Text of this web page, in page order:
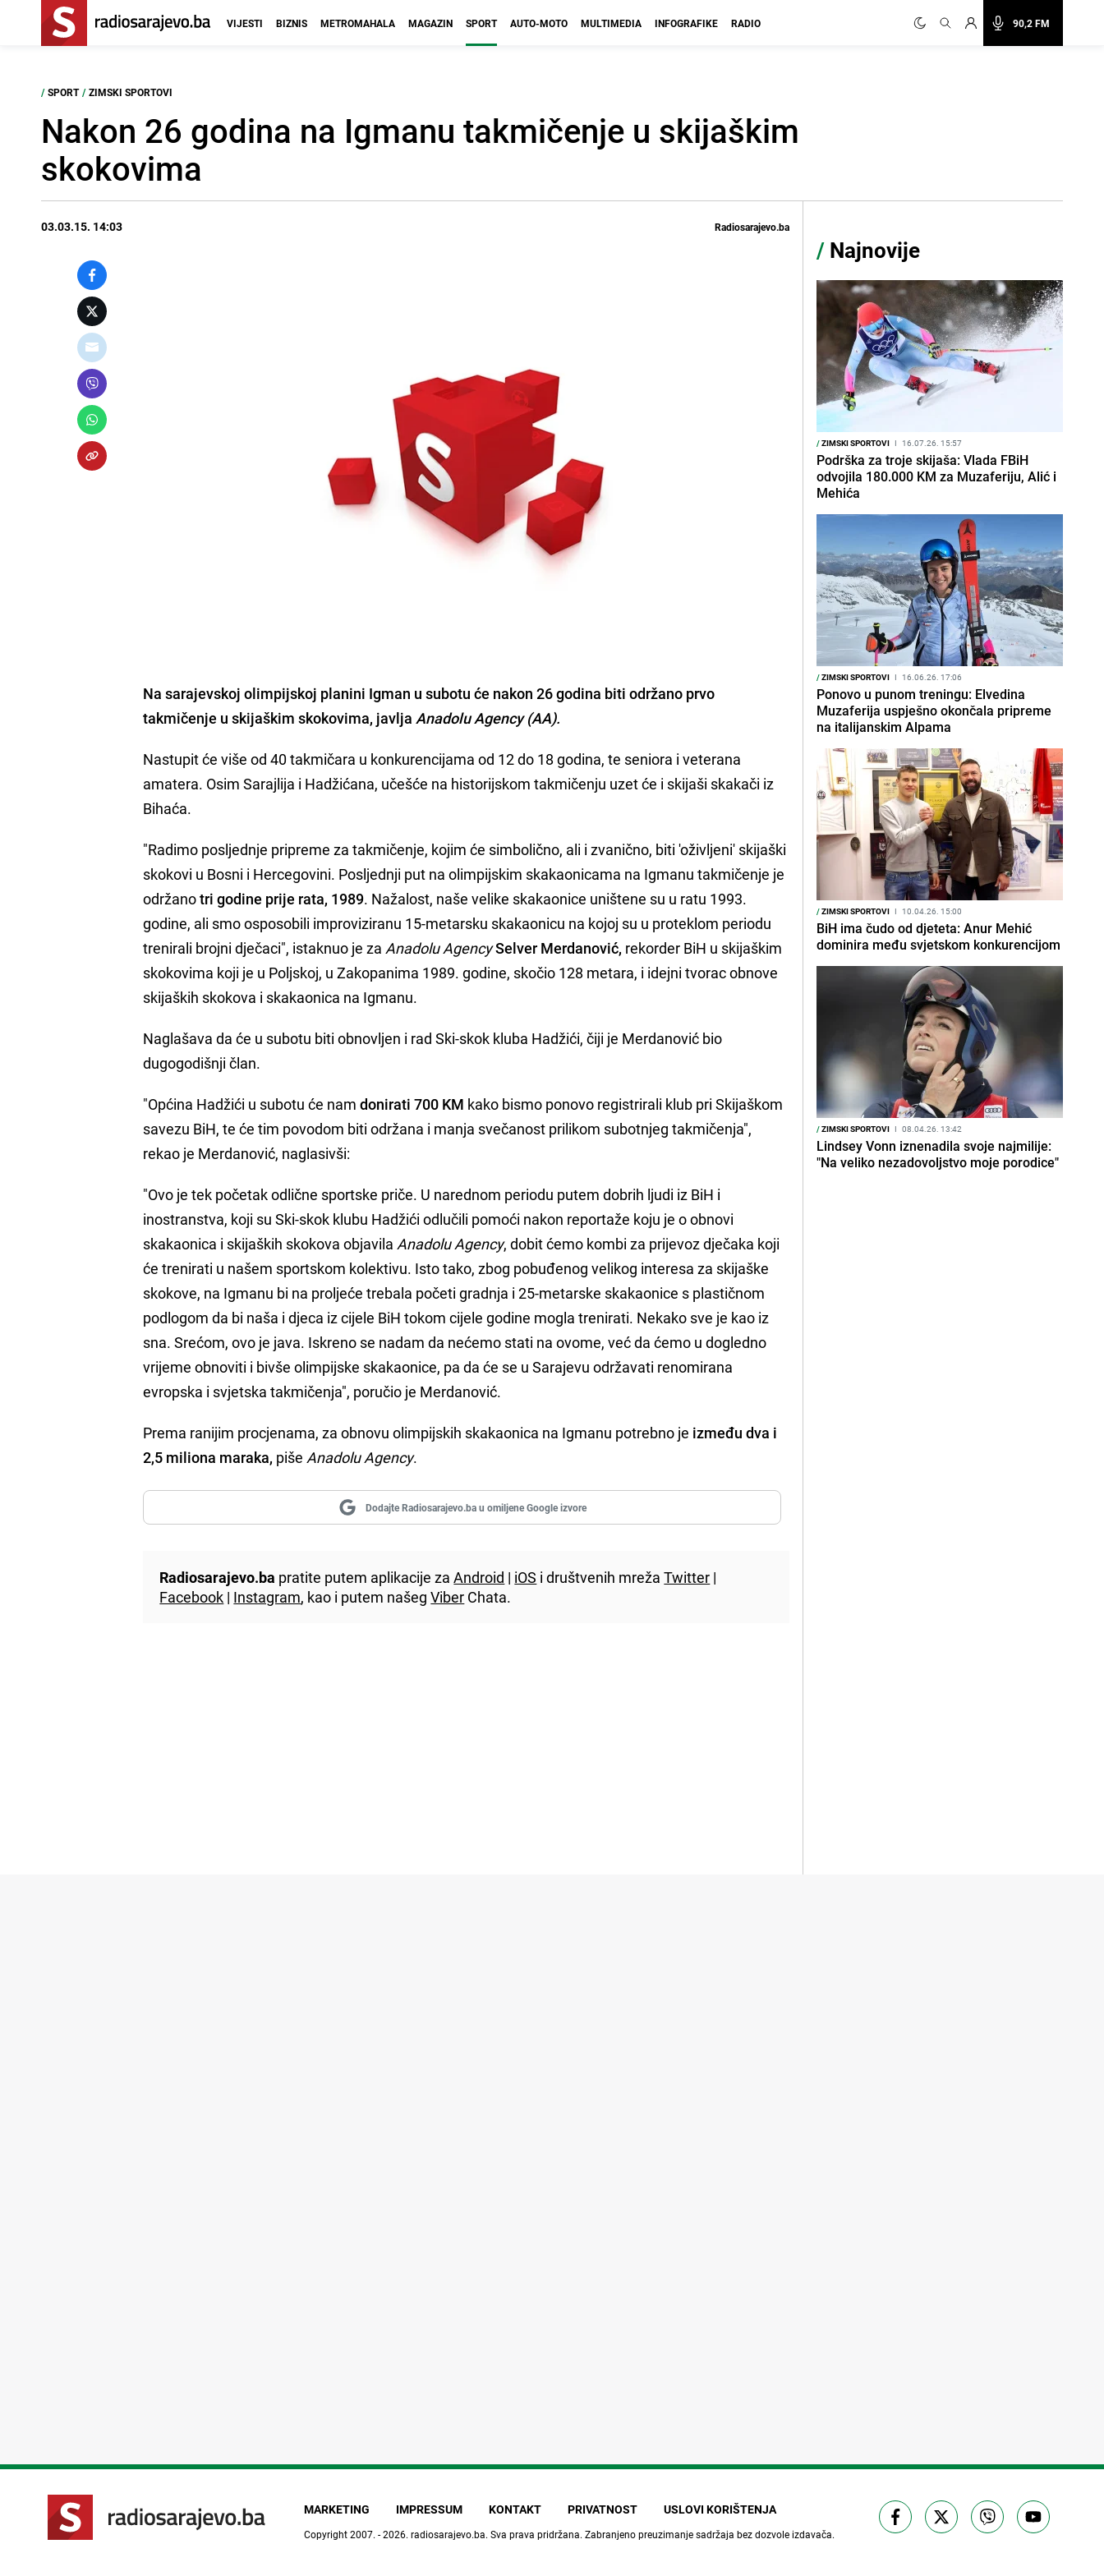
90,2 FM
VIJESTI BIZNIS METROMAHALA MAGAZIN SPORT AUTO-MOTO MULTIMEDIA INFOGRAFIKE RADIO
/ SPORT / ZIMSKI SPORTOVI
Nakon 26 godina na Igmanu takmičenje u skijaškim
skokovima
03.03.15. 14:03 Radiosarajevo.ba
Na sarajevskoj olimpijskoj planini Igman u subotu će nakon 26 godina biti održano prvo
takmičenje u skijaškim skokovima, javlja Anadolu Agency (AA).
Nastupit će više od 40 takmičara u konkurencijama od 12 do 18 godina, te seniora i veterana
amatera. Osim Sarajlija i Hadžićana, učešće na historijskom takmičenju uzet će i skijaši skakači iz
Bihaća.
"Radimo posljednje pripreme za takmičenje, kojim će simbolično, ali i zvanično, biti 'oživljeni' skijaški
skokovi u Bosni i Hercegovini. Posljednji put na olimpijskim skakaonicama na Igmanu takmičenje je
održanotri godine prije rata, 1989. Nažalost, naše velike skakaonice uništene su u ratu 1993.
godine, ali smo osposobili improviziranu 15-metarsku skakaonicu na kojoj su u proteklom periodu
trenirali brojni dječaci", istaknuo je za Anadolu AgencySelver Merdanović, rekorder BiH u skijaškim
skokovima koji je u Poljskoj, u Zakopanima 1989. godine, skočio 128 metara, i idejni tvorac obnove
skijaških skokova i skakaonica na Igmanu.
Naglašava da će u subotu biti obnovljen i rad Ski-skok kluba Hadžići, čiji je Merdanović bio
dugogodišnji član.
"Općina Hadžići u subotu će namdonirati 700 KM kako bismo ponovo registrirali klub pri Skijaškom
savezu BiH, te će tim povodom biti održana i manja svečanost prilikom subotnjeg takmičenja",
rekao je Merdanović, naglasivši:
"Ovo je tek početak odlične sportske priče. U narednom periodu putem dobrih ljudi iz BiH i
inostranstva, koji su Ski-skok klubu Hadžići odlučili pomoći nakon reportaže koju je o obnovi
skakaonica i skijaških skokova objavila Anadolu Agency, dobit ćemo kombi za prijevoz dječaka koji
će trenirati u našem sportskom kolektivu. Isto tako, zbog pobuđenog velikog interesa za skijaške
skokove, na Igmanu bi na proljeće trebala početi gradnja i 25-metarske skakaonice s plastičnom
podlogom da bi naša i djeca iz cijele BiH tokom cijele godine mogla trenirati. Nekako sve je kao iz
sna. Srećom, ovo je java. Iskreno se nadam da nećemo stati na ovome, već da ćemo u dogledno
vrijeme obnoviti i bivše olimpijske skakaonice, pa da će se u Sarajevu održavati renomirana
evropska i svjetska takmičenja", poručio je Merdanović.
Prema ranijim procjenama, za obnovu olimpijskih skakaonica na Igmanu potrebno je između dva i
2,5 miliona maraka, piše Anadolu Agency.
Dodajte Radiosarajevo.ba u omiljene Google izvore
Radiosarajevo.ba pratite putem aplikacije zaAndroid | iOS i društvenih mrežaTwitter |
Facebook | Instagram, kao i putem našegViber Chata.
/ Najnovije
/ZIMSKI SPORTOVI I 16.07.26. 15:57
Podrška za troje skijaša: Vlada FBiH
odvojila 180.000 KM za Muzaferiju, Alić i
Mehića
/ZIMSKI SPORTOVI I 16.06.26. 17:06
Ponovo u punom treningu: Elvedina
Muzaferija uspješno okončala pripreme
na italijanskim Alpama
/ZIMSKI SPORTOVI I 10.04.26. 15:00
BiH ima čudo od djeteta: Anur Mehić
dominira među svjetskom konkurencijom
/ZIMSKI SPORTOVI I 08.04.26. 13:42
Lindsey Vonn iznenadila svoje najmilije:
"Na veliko nezadovoljstvo moje porodice"
MARKETING IMPRESSUM KONTAKT PRIVATNOST USLOVI KORIŠTENJA
Copyright 2007. - 2026. radiosarajevo.ba. Sva prava pridržana. Zabranjeno preuzimanje sadržaja bez dozvole izdavača.